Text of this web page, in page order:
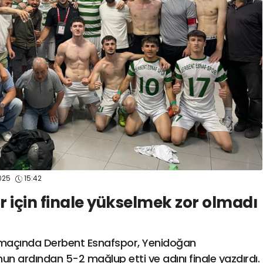
spor41
spor41
# kocaelispor
15:42
için finale yükselmek zor olmadı
Derbent Esnafspor, Yenidoğan
ardından 5-2 mağlup etti ve adını finale yazdırdı.